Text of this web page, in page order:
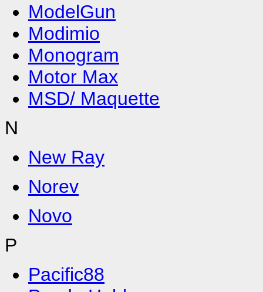
ModelGun
Modimio
Monogram
Motor Max
MSD/ Maquette
N
New Ray
Norev
Novo
P
Pacific88